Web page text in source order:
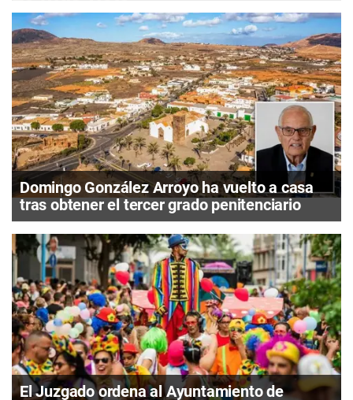
Domingo González Arroyo ha vuelto a casa
tras obtener el tercer grado penitenciario
El Juzgado ordena al Ayuntamiento de